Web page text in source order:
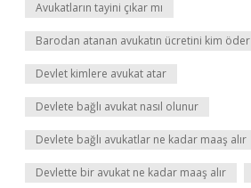
Avukatların tayini çıkar mı
Barodan atanan avukatın ücretini kim öder
Devlet kimlere avukat atar
Devlete bağlı avukat nasıl olunur
Devlete bağlı avukatlar ne kadar maaş alır
Devlette bir avukat ne kadar maaş alır